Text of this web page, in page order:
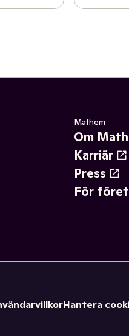
Mathem
Om
Karriär
Press
För
Hantera